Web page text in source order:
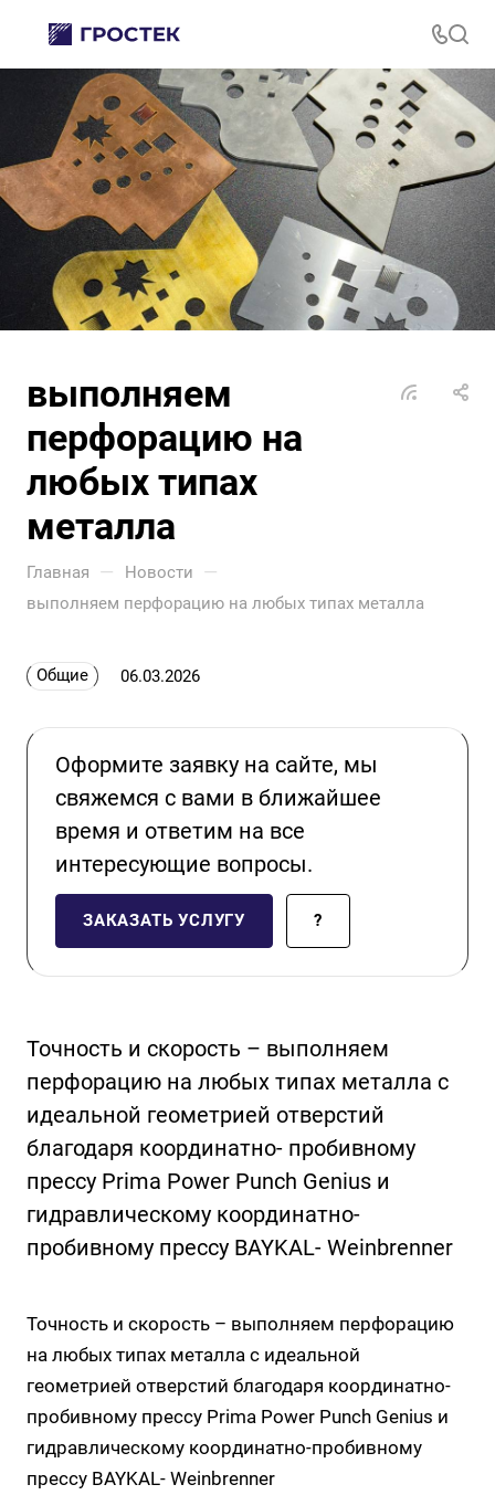
выполняем
перфорацию на
любых типах
металла
Главная — Новости —
выполняем перфорацию на любых типах металла
Общие 06.03.2026
Оформите заявку на сайте, мы
свяжемся с вами в ближайшее
время и ответим на все
интересующие вопросы.
ЗАКАЗАТЬ УСЛУГУ ?
Точность и скорость – выполняем
перфорацию на любых типах металла с
идеальной геометрией отверстий
благодаря координатно- пробивному
прессу Prima Power Punch Genius и
гидравлическому координатно-
пробивному прессу BAYKAL- Weinbrenner
Точность и скорость – выполняем перфорацию
на любых типах металла с идеальной
геометрией отверстий благодаря координатно-
пробивному прессу Prima Power Punch Genius и
гидравлическому координатно-пробивному
прессу BAYKAL- Weinbrenner